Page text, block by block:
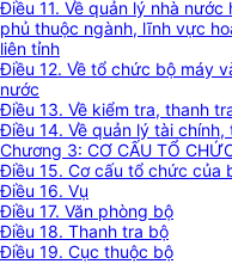
Điều 11. Về quản lý nhà
phủ thuộc ngành, lĩnh vực
liên tỉnh
Điều 12. Về tổ chức bộ máy
nước
Điều 13. Về kiểm tra, thanh
Điều 14. Về quản lý tài chính,
Chương 3: CƠ CẤU TỔ
Điều 15. Cơ cấu tổ chức của
Điều 16. Vụ
Điều 17. Văn phòng bộ
Điều 18. Thanh tra bộ
Điều 19. Cục thuộc bộ